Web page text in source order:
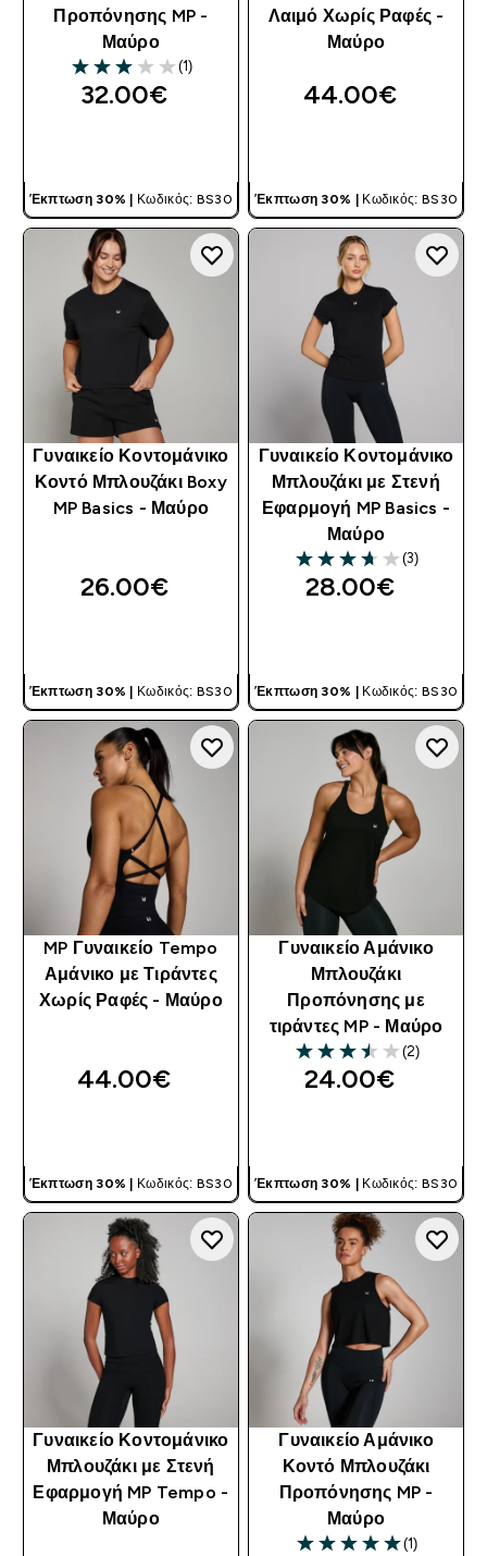
Προπόνησης MP -
Μαύρο
3 out of 5 stars
(1)
32.00€‎
Έκπτωση 30% | Κωδικός: BS30
Λαιμό Χωρίς Ραφές -
Μαύρο
44.00€‎
Έκπτωση 30% | Κωδικός: BS30
Γυναικείο Κοντομάνικο
Κοντό Μπλουζάκι Boxy
MP Basics - Μαύρο
26.00€‎
Έκπτωση 30% | Κωδικός: BS30
Γυναικείο Κοντομάνικο
Μπλουζάκι με Στενή
Εφαρμογή MP Basics -
Μαύρο
3.67 out of 5 stars
(3)
28.00€‎
Έκπτωση 30% | Κωδικός: BS30
MP Γυναικείο Tempo
Αμάνικο με Τιράντες
Χωρίς Ραφές - Μαύρο
44.00€‎
Έκπτωση 30% | Κωδικός: BS30
Γυναικείο Αμάνικο
Μπλουζάκι
Προπόνησης με
τιράντες MP - Μαύρο
3.5 out of 5 stars
(2)
24.00€‎
Έκπτωση 30% | Κωδικός: BS30
Γυναικείο Κοντομάνικο
Μπλουζάκι με Στενή
Εφαρμογή MP Tempo -
Μαύρο
Γυναικείο Αμάνικο
Κοντό Μπλουζάκι
Προπόνησης MP -
Μαύρο
(1)